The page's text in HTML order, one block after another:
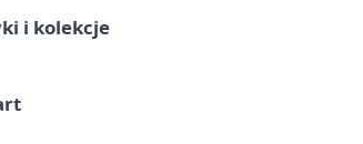
i kolekcje